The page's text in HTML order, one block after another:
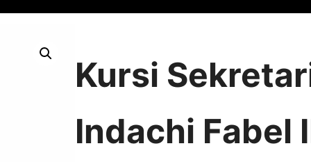
Kursi
Indachi Fabel